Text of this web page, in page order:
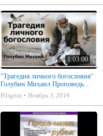
1:03:00
"Трагедия личного богословия"
Голубин Михаил Проповедь
2019
Piligrim Ноябрь 3, 2019